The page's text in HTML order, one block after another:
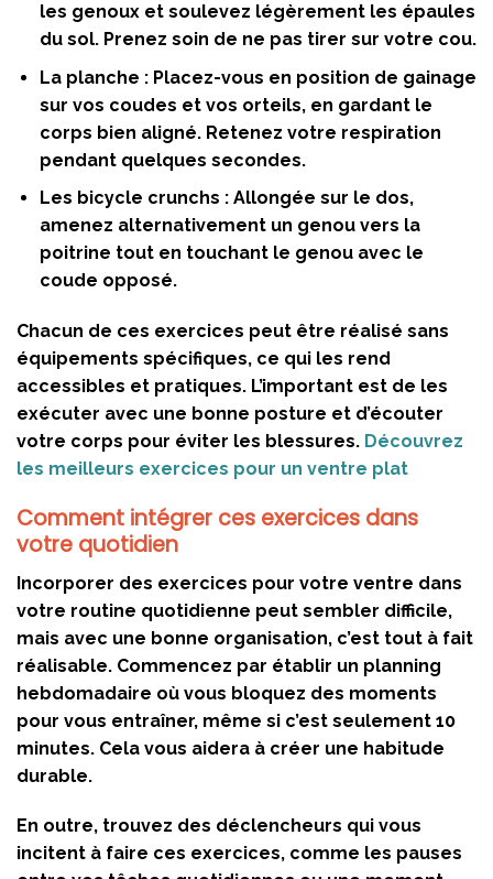
les genoux et soulevez légèrement les épaules
du sol. Prenez soin de ne pas tirer sur votre cou.
La planche :Placez-vous en position de gainage
sur vos coudes et vos orteils, en gardant le
corps bien aligné. Retenez votre respiration
pendant quelques secondes.
Les bicycle crunchs :Allongée sur le dos,
amenez alternativement un genou vers la
poitrine tout en touchant le genou avec le
coude opposé.
Chacun de ces exercices peut être réalisé sans
équipements spécifiques, ce qui les rend
accessibles et pratiques. L’important est de les
exécuter avec une bonne posture et d’écouter
votre corps pour éviter les blessures. Découvrez
les meilleurs exercices pour un ventre plat
Comment intégrer ces exercices dans
votre quotidien
Incorporer des exercices pour votre ventre dans
votre routine quotidienne peut sembler difficile,
mais avec une bonne organisation, c’est tout à fait
réalisable. Commencez par établir un planning
hebdomadaire où vous bloquez des moments
pour vous entraîner, même si c’est seulement 10
minutes. Cela vous aidera à créer une habitude
durable.
En outre, trouvez des déclencheurs qui vous
incitent à faire ces exercices, comme les pauses